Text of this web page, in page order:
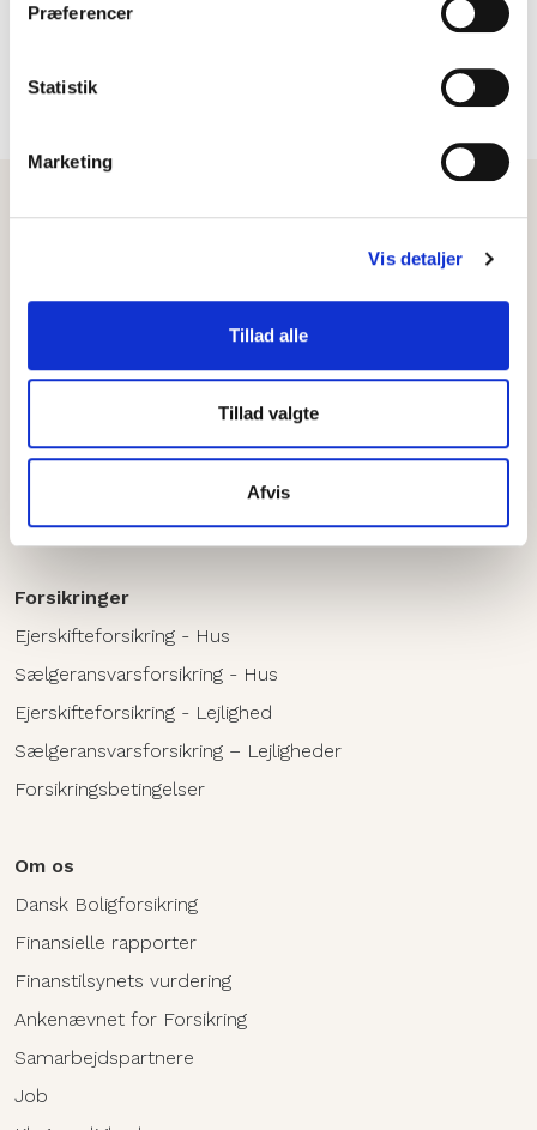
Præferencer
Statistik
Marketing
Vis detaljer
Tillad alle
Tillad valgte
Afvis
også læse om dine rettigheder i forhold til vores
Læs Dansk Boligforsikrings persondatapolitik her
Dansk Boligforsikring A/S
4300 Holbæk
Tlf:59 49 88 44
Forsikringer
Ejerskifteforsikring - Hus
Sælgeransvarsforsikring - Hus
Ejerskifteforsikring - Lejlighed
Sælgeransvarsforsikring – Lejligheder
Forsikringsbetingelser
Om os
Dansk Boligforsikring
Finansielle rapporter
Finanstilsynets vurdering
Ankenævnet for Forsikring
Samarbejdspartnere
Job